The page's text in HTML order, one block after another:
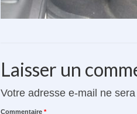
Laisser un
Votre adresse e-mail ne
Commentaire *